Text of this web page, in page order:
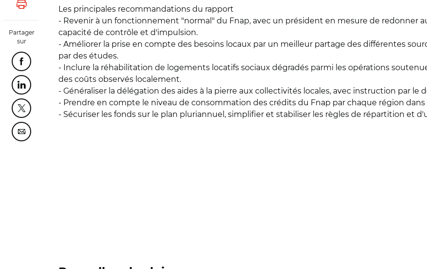
Lancer l'impression
Partager
sur
Partager cette page sur Facebook
Partager cette page sur Linkedin
Partager cette page sur Twitter
Partager cette page sur Courriel
Les principales recommandations du rapport
- Revenir à un fonctionnement "normal" du Fnap, avec un président en mesure de redonner
capacité de contrôle et d'impulsion.
- Améliorer la prise en compte des besoins locaux par un meilleur partage des différentes
par des études.
- Inclure la réhabilitation de logements locatifs sociaux dégradés parmi les opérations
des coûts observés localement.
- Généraliser la délégation des aides à la pierre aux collectivités locales, avec instruction par le
- Prendre en compte le niveau de consommation des crédits du Fnap par chaque région
- Sécuriser les fonds sur le plan pluriannuel, simplifier et stabiliser les règles de répartition et